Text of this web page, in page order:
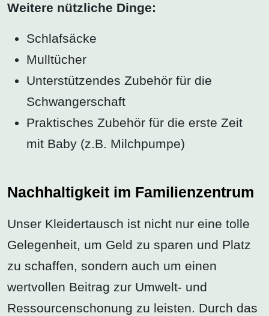
Weitere nützliche Dinge:
Schlafsäcke
Mulltücher
Unterstützendes Zubehör für die
Schwangerschaft
Praktisches Zubehör für die erste Zeit
mit Baby (z.B. Milchpumpe)
Nachhaltigkeit im Familienzentrum
Unser Kleidertausch ist nicht nur eine tolle
Gelegenheit, um Geld zu sparen und Platz
zu schaffen, sondern auch um einen
wertvollen Beitrag zur Umwelt- und
Ressourcenschonung zu leisten. Durch das